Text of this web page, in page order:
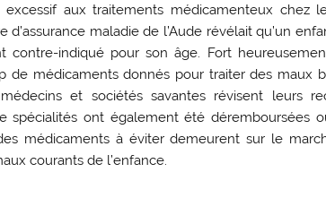
aux traitements médicamenteux chez
maladie de l’Aude révélait qu’un
contre-indiqué pour son âge. Fort
de médicaments donnés pour traiter des maux
et sociétés savantes révisent leurs
spécialités ont également été déremboursées
médicaments à éviter demeurent sur le
courants de l’enfance.